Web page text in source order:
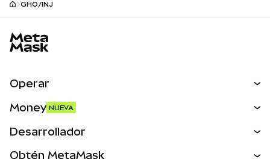
GHO/INJ
Operar
Money NUEVA
Desarrollador
Obtén MetaMask